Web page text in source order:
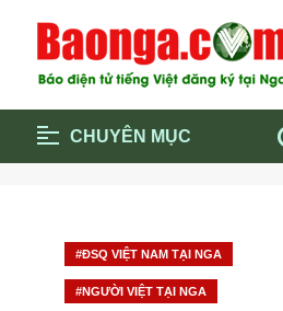
CHUYÊN MỤC
Cộng đồng
Cuộc sống quanh ta
#ĐSQ VIỆT NAM TẠI NGA
#NGƯỜI VIỆT TẠI NGA